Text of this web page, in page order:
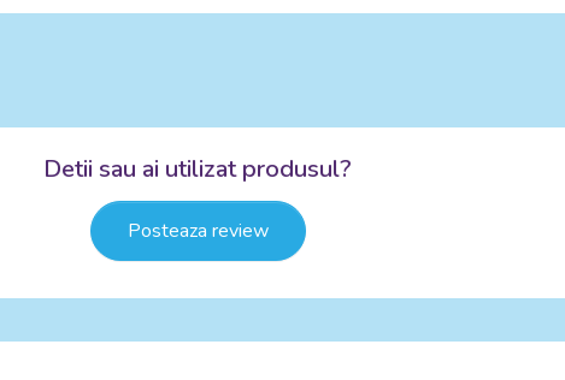
Detii sau ai utilizat produsul?
Posteaza review